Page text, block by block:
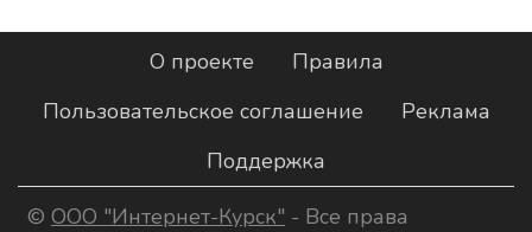
О проекте
Правила
Пользовательское соглашение
Реклама
Поддержка
© ООО "Интернет-Курск" - Все права